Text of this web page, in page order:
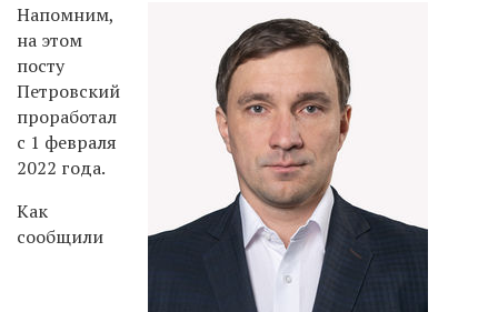
Напомним,
на этом
посту
Петровский
проработал
с 1 февраля
2022 года.
Как
сообщили